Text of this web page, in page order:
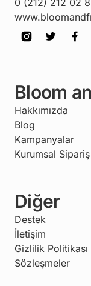
Bloom
Hakkımızda
Blog
Kampanyalar
Kurumsal Sipariş
Diğer
Destek
İletişim
Gizlilik
Sözleşmeler